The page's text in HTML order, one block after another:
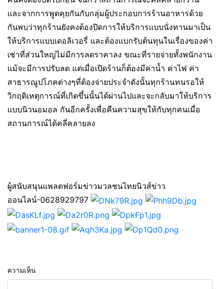
และจากการพูดคุยกันกับกลุ่มผู้ประกอบการร้านอาหารด้วย
กันพบว่าทุกร้านยังคงต้องปิดการให้บริการแบบนั่งทานมาเป็น
ให้บริการแบบเดอลิเวอรี่ และต้องแบกรับต้นทุนในเรื่องของค่า
เช่าที่ส่วนใหญ่ไม่มีการลดราคาลง ขณะที่รายจ่ายทั้งพนักงาน
แม้จะมีการปรับลด แต่เมื่อเปิดร้านก็ต้องมีค่าน้ำ ค่าไฟ ค่า
สาธารณูปโภคต่างๆที่ต้องจ่ายประจำดังนั้นทุกร้านทนรอให้
วิกฤติเหตุการณ์ที่เกิดขึ้นนั้นได้ผ่านไปและจะกลับมาให้บริการ
แบบนิวนอมอล กันอีกครั้งเพื่อคืนความสุขให้กับทุกคนเมื่อ
สถานการณ์ได้คลี่คลายลง
ผู้สนับสนุนแพลตฟอร์มข่าวมวลชนไทยนิวส์ข่าว
ออนไลน์-0628929797
ความเห็น